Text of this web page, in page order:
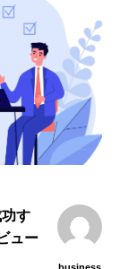
SaaS
グジット
社設立
副業
す
ュー